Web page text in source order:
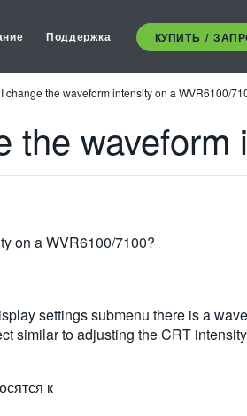
Поддержка КУПИТЬ /
change the waveform intensity on a WVR6100/
the
on a WVR6100/7100?
settings submenu there is a
similar to adjusting the CRT
к